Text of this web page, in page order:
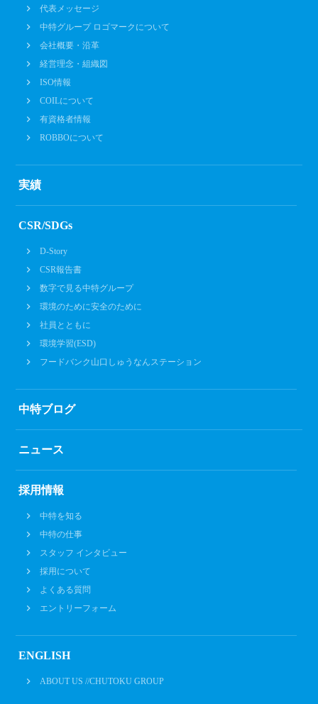
代表メッセージ
中特グループ ロゴマークについて
会社概要・沿革
経営理念・組織図
ISO情報
COILについて
有資格者情報
ROBBOについて
実績
CSR/SDGs
D-Story
CSR報告書
数字で見る中特グループ
環境のために安全のために
社員とともに
環境学習(ESD)
フードバンク山口しゅうなんステーション
中特ブログ
ニュース
採用情報
中特を知る
中特の仕事
スタッフ インタビュー
採用について
よくある質問
エントリーフォーム
ENGLISH
ABOUT US //CHUTOKU GROUP